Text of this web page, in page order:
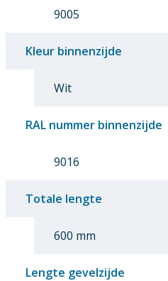
9005
Kleur binnenzijde
Wit
RAL nummer binnenzijde
9016
Totale lengte
600 mm
Lengte gevelzijde